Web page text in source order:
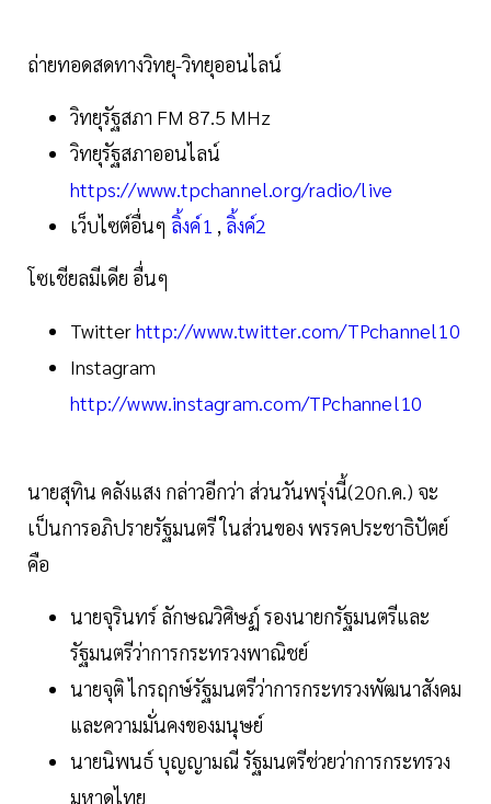
ถ่ายทอดสดทางวิทยุ-วิทยุออนไลน์
วิทยุรัฐสภา FM 87.5 MHz
วิทยุรัฐสภาออนไลน์
https://www.tpchannel.org/radio/live
เว็บไซต์อื่นๆ ลิ้งค์1 , ลิ้งค์2
โซเชียลมีเดีย อื่นๆ
Twitterhttp://www.twitter.com/TPchannel10
Instagram
http://www.instagram.com/TPchannel10
นายสุทิน คลังแสง กล่าวอีกว่า ส่วนวันพรุ่งนี้(20ก.ค.) จะ
เป็นการอภิปรายรัฐมนตรี ในส่วนของ พรรคประชาธิปัตย์
คือ
นายจุรินทร์ ลักษณวิศิษฏ์ รองนายกรัฐมนตรีและ
รัฐมนตรีว่าการกระทรวงพาณิชย์
นายจุติ ไกรฤกษ์รัฐมนตรีว่าการกระทรวงพัฒนาสังคม
และความมั่นคงของมนุษย์
นายนิพนธ์ บุญญามณี รัฐมนตรีช่วยว่าการกระทรวง
มหาดไทย